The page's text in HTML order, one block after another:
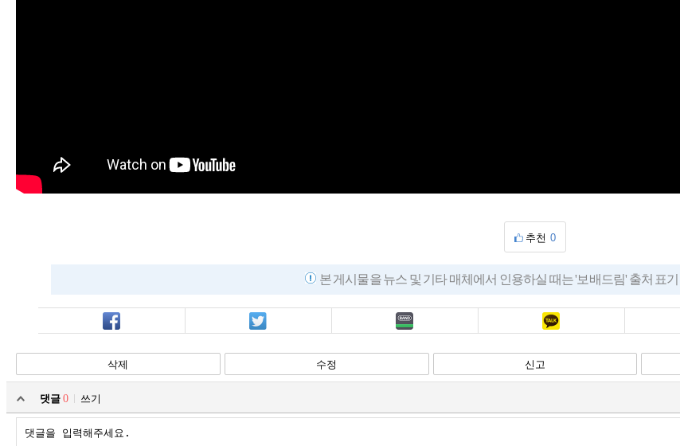
추천 0
본 게시물을 뉴스 및 기타 매체에서 인용하실 때는 '보배드림' 출처 표
페북 트윗 밴드 카톡
삭제 수정 신고
댓글 0
쓰기